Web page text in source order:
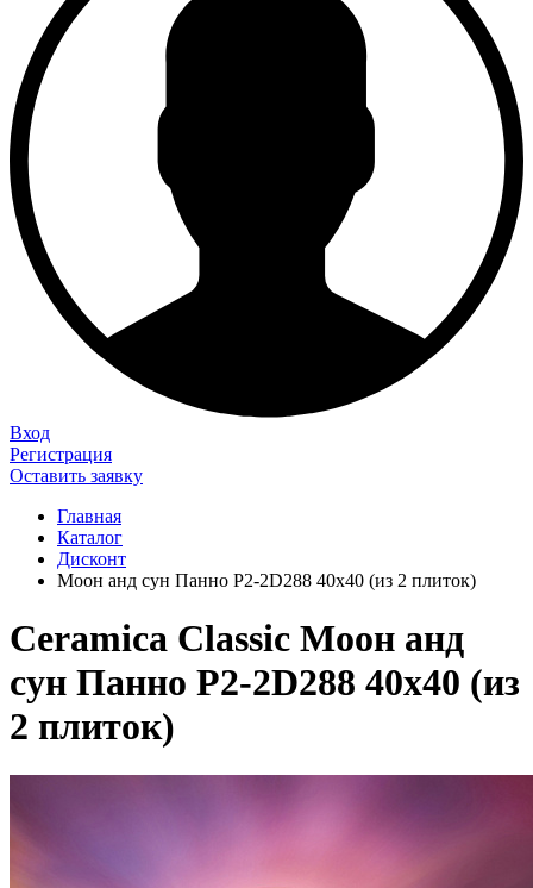
Вход
Регистрация
Оставить заявку
Главная
Каталог
Дисконт
Моон анд сун Панно P2-2D288 40х40 (из 2 плиток)
Ceramica Classic Моон анд
сун Панно P2-2D288 40х40 (из
2 плиток)